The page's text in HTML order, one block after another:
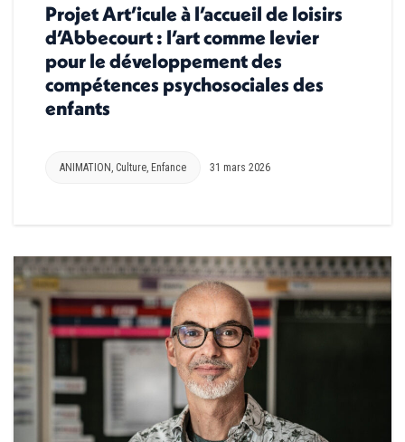
Projet Art’icule à l’accueil de loisirs
d’Abbecourt : l’art comme levier
pour le développement des
compétences psychosociales des
enfants
ANIMATION , Culture, Enfance 31 mars 2026